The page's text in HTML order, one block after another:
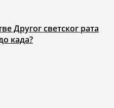
Другог светског рата
када?